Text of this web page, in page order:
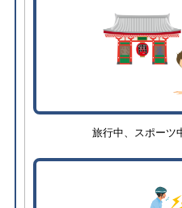
旅行中、スポーツ